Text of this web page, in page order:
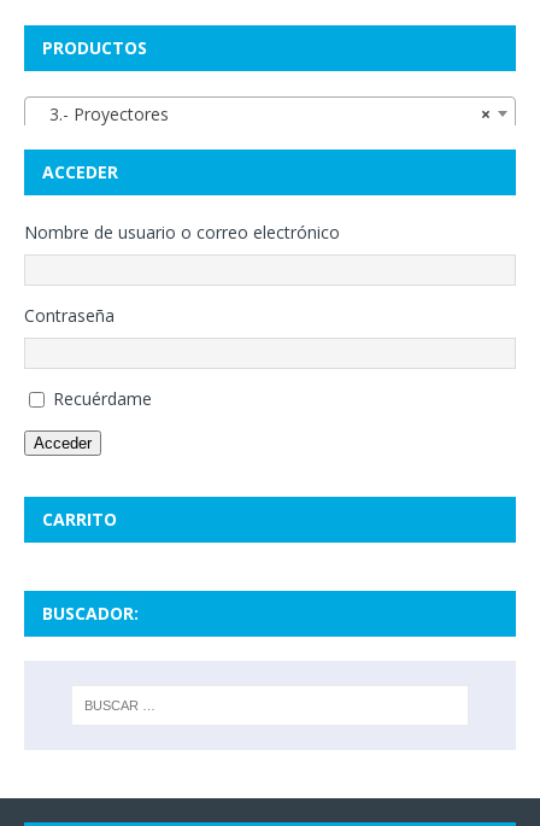
PRODUCTOS
×
3.- Proyectores
ACCEDER
Nombre de usuario o correo electrónico
Contraseña
Recuérdame
Acceder
CARRITO
BUSCADOR: